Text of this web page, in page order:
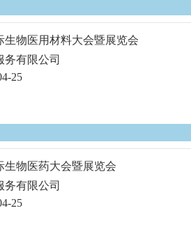
生物医用材料大会暨展览会
务有限公司
25
生物医药大会暨展览会
务有限公司
25